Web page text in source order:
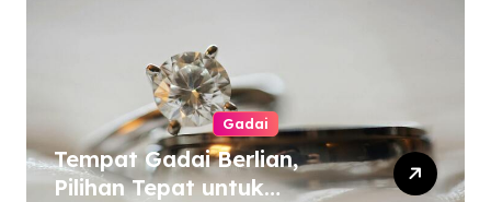
Gadai
Tempat Gadai Berlian,
Pilihan Tepat untuk